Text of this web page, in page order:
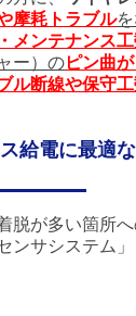
摩耗トラブルを
メンテナンス
ー）のピン曲
ル断線や保守
給電に最適
脱が多い箇所
ンサシステム